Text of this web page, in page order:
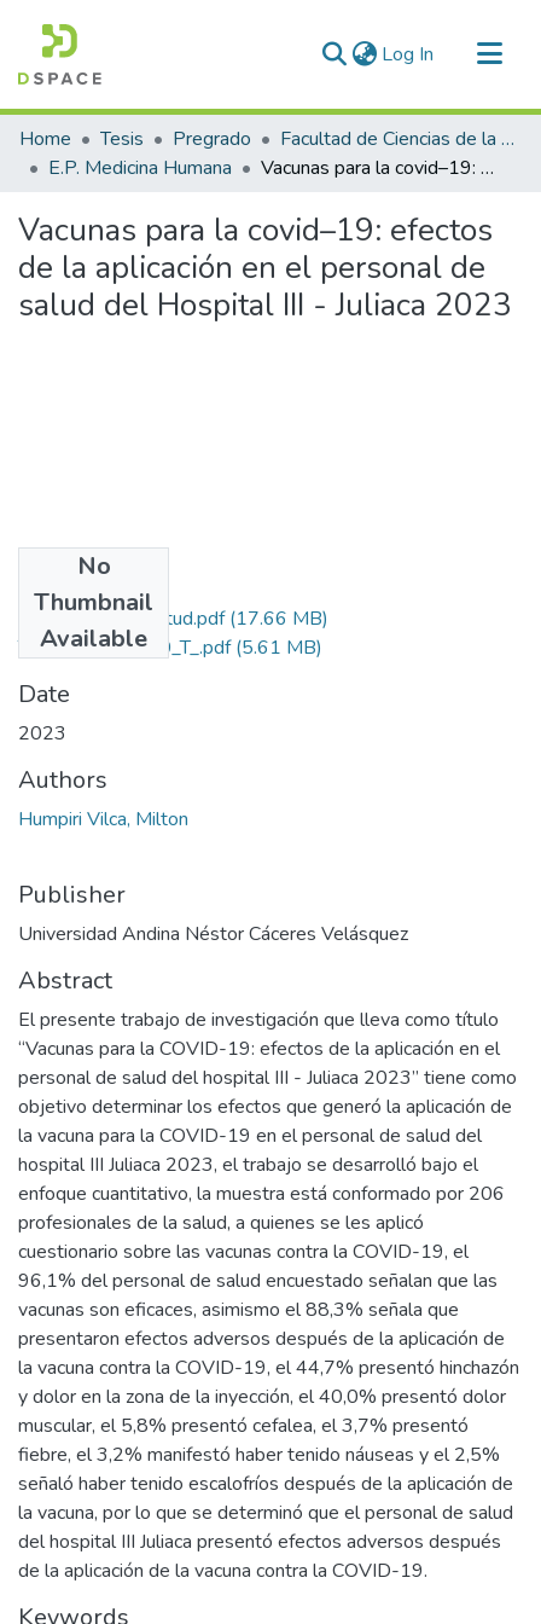
Log In (current)
Communities & Collections
All of DSpace
Home Tesis Pregrado
Facultad de Ciencias de la Salud
E.P. Medicina Humana
Vacunas para la covid–19: efectos de la aplicación en el personal de salud del Hospital III - Juliaca 2023
Vacunas para la covid–19: efectos
de la aplicación en el personal de
salud del Hospital III - Juliaca 2023
No
Thumbnail
Available
Grado de Similitud.pdf(17.66 MB)
T036_47212100_T_.pdf(5.61 MB)
Date
2023
Authors
Humpiri Vilca, Milton
Publisher
Universidad Andina Néstor Cáceres Velásquez
Abstract
El presente trabajo de investigación que lleva como título
“Vacunas para la COVID-19: efectos de la aplicación en el
personal de salud del hospital III - Juliaca 2023” tiene como
objetivo determinar los efectos que generó la aplicación de
la vacuna para la COVID-19 en el personal de salud del
hospital III Juliaca 2023, el trabajo se desarrolló bajo el
enfoque cuantitativo, la muestra está conformado por 206
profesionales de la salud, a quienes se les aplicó
cuestionario sobre las vacunas contra la COVID-19, el
96,1% del personal de salud encuestado señalan que las
vacunas son eficaces, asimismo el 88,3% señala que
presentaron efectos adversos después de la aplicación de
la vacuna contra la COVID-19, el 44,7% presentó hinchazón
y dolor en la zona de la inyección, el 40,0% presentó dolor
muscular, el 5,8% presentó cefalea, el 3,7% presentó
fiebre, el 3,2% manifestó haber tenido náuseas y el 2,5%
señaló haber tenido escalofríos después de la aplicación de
la vacuna, por lo que se determinó que el personal de salud
del hospital III Juliaca presentó efectos adversos después
de la aplicación de la vacuna contra la COVID-19.
Keywords